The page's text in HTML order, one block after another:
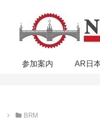
参加案内 AR日
BRM